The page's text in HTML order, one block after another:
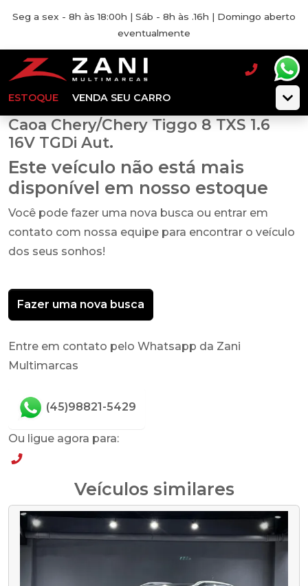
Seg a sex - 8h às 18:00h | Sáb - 8h às .16h | Domingo aberto
eventualmente
ESTOQUE VENDA SEU CARRO
Caoa Chery/Chery Tiggo 8 TXS 1.6
16V TGDi Aut.
Este veículo não está mais
disponível em nosso estoque
Você pode fazer uma nova busca ou entrar em
contato com nossa equipe para encontrar o veículo
dos seus sonhos!
Fazer uma nova busca
Entre em contato pelo Whatsapp da Zani
Multimarcas
(45)98821-5429
Ou ligue agora para:
Veículos similares